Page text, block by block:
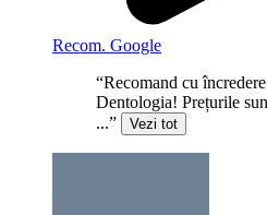
Recom. Google
“Recomand cu
Dentologia! Prețurile
...”
Vezi tot